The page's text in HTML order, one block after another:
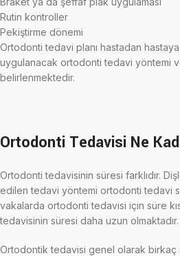
Rutin kontroller
Pekiştirme dönemi
Ortodonti tedavi planı hastadan
uygulanacak ortodonti tedavi yöntemi
belirlenmektedir.
Ortodonti Tedavisi Ne
Ortodonti tedavisinin süresi farklıdır.
edilen tedavi yöntemi ortodonti tedavi
vakalarda ortodonti tedavisi için süre
tedavisinin süresi daha uzun olmaktadır.
Ortodontik tedavisi genel olarak birkaç